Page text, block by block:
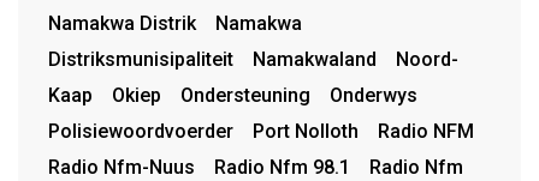
Namakwa Distrik
Namakwa
Distriksmunisipaliteit
Namakwaland
Noord-
Kaap
Okiep Ondersteuning
Onderwys
Polisiewoordvoerder
Port Nolloth
Radio NFM
Radio Nfm-Nuus
Radio Nfm 98.1
Radio Nfm